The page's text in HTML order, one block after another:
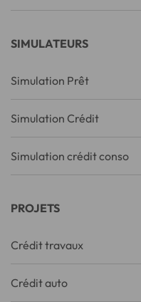
SIMULATEURS
Simulation Prêt
Simulation Crédit
Simulation crédit conso
PROJETS
Crédit travaux
Crédit auto